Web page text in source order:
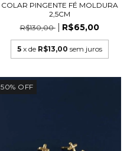
COLAR PINGENTE FÉ MOLDURA
2,5CM
R$130,00
R$65,00
5 x de R$13,00 sem juros
50% OFF